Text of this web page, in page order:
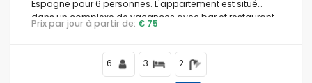
Espagne pour 6 personnes. L'appartement est situé
dans un complexe de vacances avec bar et restaurant,
dans une zone côtière et montagneuse, à proximité des
Prix par jour à partir de: € 75
6 3 2